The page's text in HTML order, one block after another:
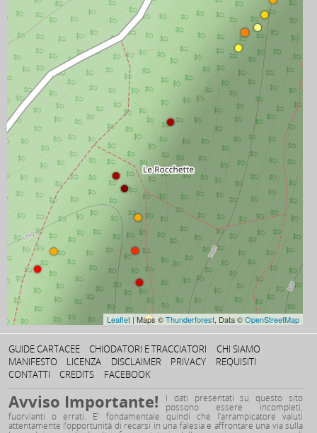
Leaflet | Maps ©Thunderforest, Data ©OpenStreetMap
GUIDE CARTACEE CHIODATORI E TRACCIATORI
CHI SIAMO
MANIFESTO
LICENZA DISCLAIMER PRIVACY
REQUISITI
CONTATTI
CREDITS FACEBOOK
Avviso Importante! I dati presentati su questo sito
possono essere incompleti,
fuorvianti o errati. E’ fondamentale quindi che l’arrampicatore valuti
attentamente l’opportunità di recarsi in una falesia e affrontare una via sulla